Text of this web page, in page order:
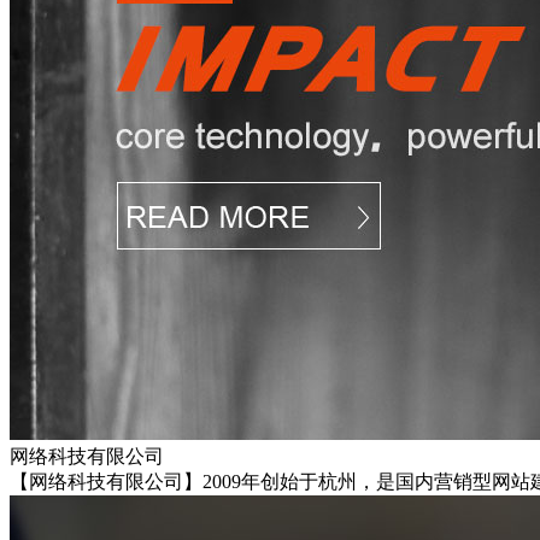
网络科技有限公司
【网络科技有限公司】2009年创始于杭州，是国内营销型网站